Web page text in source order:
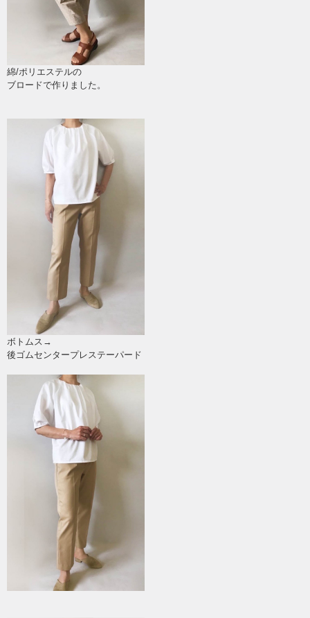
綿/ポリエステルの
ブロードで作りました。
ボトムス→
後ゴムセンタープレステーパード